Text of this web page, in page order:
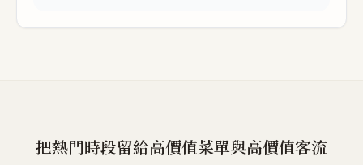
把熱門時段留給高價值菜單與高價值客流